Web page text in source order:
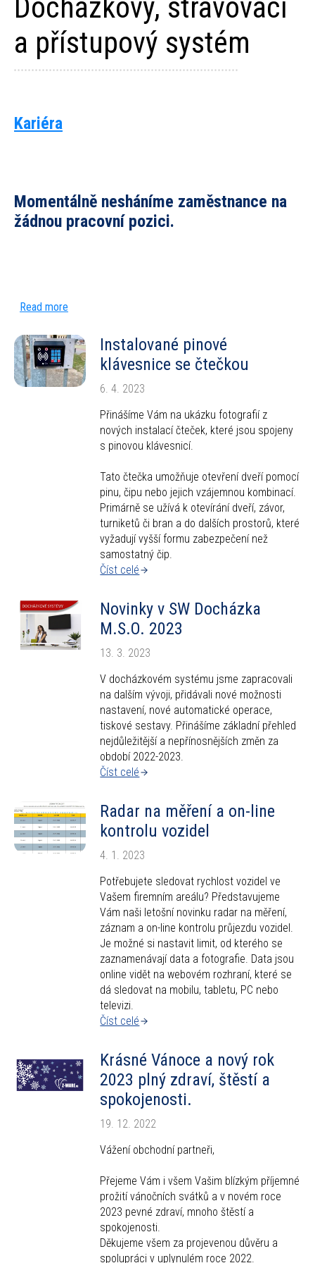
Docházkový, stravovací
a přístupový systém
Kariéra
Momentálně nesháníme zaměstnance na
žádnou pracovní pozici.
Read more
Instalované pinové
klávesnice se čtečkou
6. 4. 2023
Přinášíme Vám na ukázku fotografií z
nových instalací čteček, které jsou spojeny
s pinovou klávesnicí.
Tato čtečka umožňuje otevření dveří pomocí
pinu, čipu nebo jejich vzájemnou kombinací.
Primárně se užívá k otevírání dveří, závor,
turniketů či bran a do dalších prostorů, které
vyžadují vyšší formu zabezpečení než
samostatný čip.
Číst celé
Novinky v SW Docházka
M.S.O. 2023
13. 3. 2023
V docházkovém systému jsme zapracovali
na dalším vývoji, přidávali nové možnosti
nastavení, nové automatické operace,
tiskové sestavy. Přinášíme základní přehled
nejdůležitější a nepřínosnějších změn za
období 2022-2023.
Číst celé
Radar na měření a on-line
kontrolu vozidel
4. 1. 2023
Potřebujete sledovat rychlost vozidel ve
Vašem firemním areálu? Představujeme
Vám naši letošní novinku radar na měření,
záznam a on-line kontrolu průjezdu vozidel.
Je možné si nastavit limit, od kterého se
zaznamenávají data a fotografie. Data jsou
online vidět na webovém rozhraní, které se
dá sledovat na mobilu, tabletu, PC nebo
televizi.
Číst celé
Krásné Vánoce a nový rok
2023 plný zdraví, štěstí a
spokojenosti.
19. 12. 2022
Vážení obchodní partneři,
Přejeme Vám i všem Vašim blízkým příjemné
prožití vánočních svátků a v novém roce
2023 pevné zdraví, mnoho štěstí a
spokojenosti.
Děkujeme všem za projevenou důvěru a
spolupráci v uplynulém roce 2022.
Pagination